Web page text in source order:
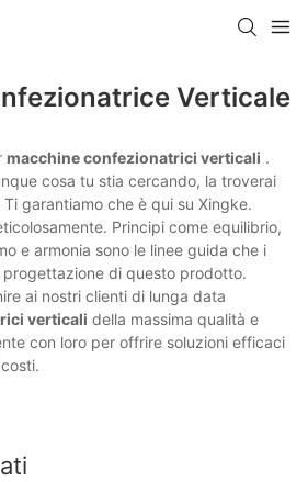
Verticale
macchine confezionatrici verticali .
cosa tu stia cercando, la troverai
garantiamo che è qui su Xingke.
Principi come equilibrio,
e armonia sono le linee guida che i
di questo prodotto.
ai nostri clienti di lunga data
verticali della massima qualità e
con loro per offrire soluzioni efficaci